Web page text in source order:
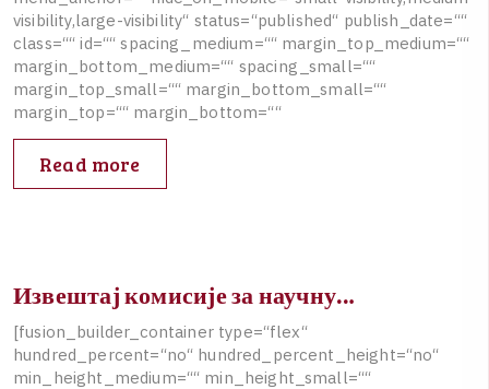
visibility,large-visibility“ status=“published“ publish date=““
class=““ id=““ spacing medium=““ margin top_ medium=““
margin bottom medium=““ spacing small=““
margin top small=““ margin bottom _small=““
margin top=““ margin bottom=““
Read more
Извештај комисије за научну…
[fusion builder_ container type=“flex“
hundred percent=“no“ hundred percent height=“no“
min height medium=““ min height small=““